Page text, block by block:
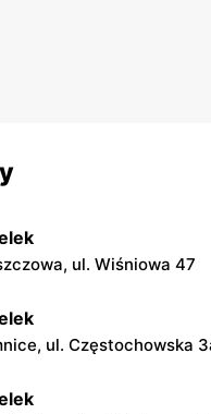
ul. Wiśniowa 47
ul. Częstochowska